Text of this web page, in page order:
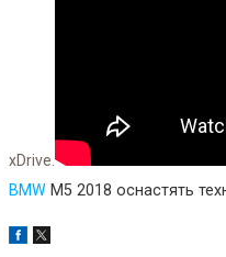
xDrive.
BMW M5 2018 оснастять